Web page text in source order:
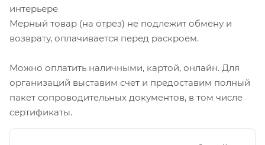
интерьере
Мерный товар (на отрез) не подлежит обмену и
возврату, оплачивается перед раскроем.
Можно оплатить наличными, картой, онлайн. Для
организаций выставим счет и предоставим полный
пакет сопроводительных документов, в том числе
сертификаты.